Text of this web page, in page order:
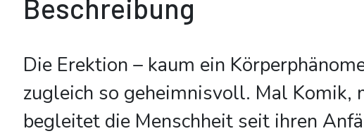
Beschreibung
Die Erektion – kaum ein
zugleich so geheimnisvoll. Mal Komik,
begleitet die Menschheit seit ihren